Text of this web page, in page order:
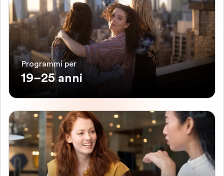
Programmi per
19–25 anni